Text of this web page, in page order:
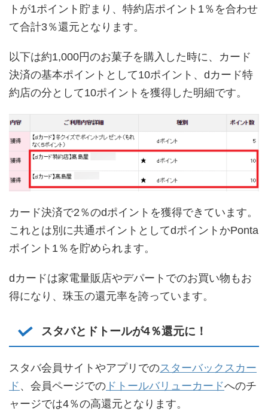
トが1ポイント貯まり、特約店ポイント1％を合わせ
て合計3％還元となります。
以下は約1,000円のお菓子を購入した時に、カード
決済の基本ポイントとして10ポイント、dカード特
約店の分として10ポイントを獲得した明細です。
カード決済で2％のdポイントを獲得できています。
これとは別に共通ポイントとしてdポイントかPonta
ポイント1％を貯められます。
dカードは家電量販店やデパートでのお買い物もお
得になり、珠玉の還元率を誇っています。
スタバとドトールが4％還元に！
スタバ会員サイトやアプリでのスターバックスカー
ド 、会員ページでの ドトールバリューカードへのチ
ャージでは4％の高還元となります。